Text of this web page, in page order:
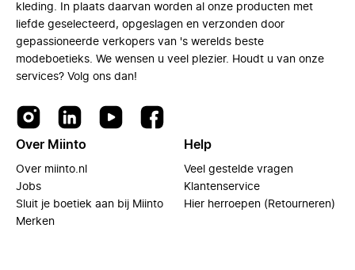
kleding. In plaats daarvan worden al onze producten met
liefde geselecteerd, opgeslagen en verzonden door
gepassioneerde verkopers van 's werelds beste
modeboetieks. We wensen u veel plezier. Houdt u van onze
services? Volg ons dan!
Over Miinto
Over miinto.nl
Jobs
Sluit je boetiek aan bij Miinto
Merken
Help
Veel gestelde vragen
Klantenservice
Hier herroepen (Retourneren)